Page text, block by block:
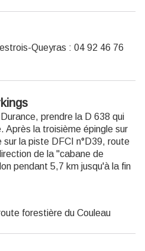
Queyras : 04 92 46 76
prendre la D 638 qui
Après la troisième épingle sur
sur la piste DFCI n°D39, route
de la "cabane de
pendant 5,7 km jusqu'à la fin
forestière du Couleau